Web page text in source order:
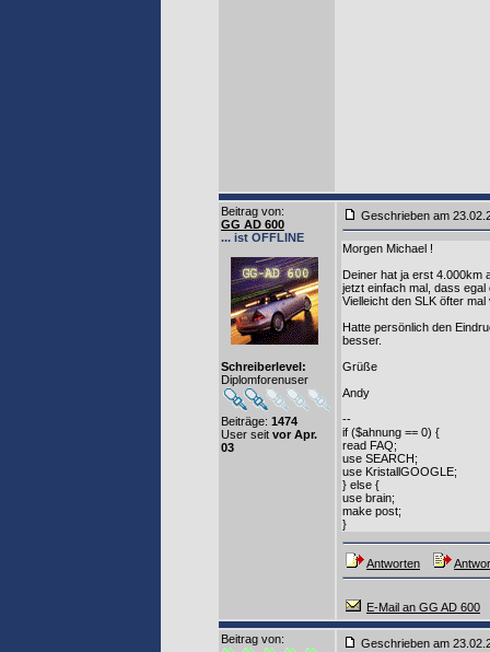
Beitrag von:
GG AD 600
... ist OFFLINE
Schreiberlevel:
Diplomforenuser
Beiträge: 1474
User seit vor Apr.
03
Geschrieben am
Morgen Michael !
Deiner hat ja erst 4.000km
jetzt einfach mal, dass
Vielleicht den SLK öfter
Hatte persönlich den
besser.
Grüße
Andy
--
if ($ahnung == 0) {
read FAQ;
use SEARCH;
use KristallGOOGLE;
} else {
use brain;
make post;
}
Antworten
E-Mail an GG AD 600
Beitrag von: Geschrieben am